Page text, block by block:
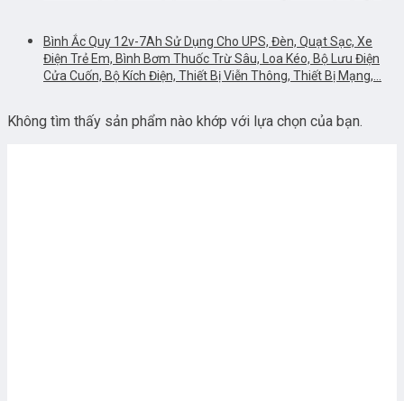
Bình Ắc Quy 12v-7Ah Sử Dụng Cho UPS, Đèn, Quạt Sạc, Xe
Điện Trẻ Em, Bình Bơm Thuốc Trừ Sâu, Loa Kéo, Bộ Lưu Điện
Cửa Cuốn, Bộ Kích Điện, Thiết Bị Viễn Thông, Thiết Bị Mạng,…
Không tìm thấy sản phẩm nào khớp với lựa chọn của bạn.